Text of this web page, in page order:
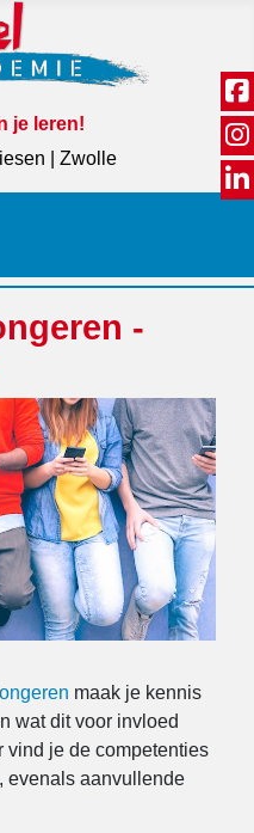
je leren!
| Zwolle
-
maak je kennis
wat dit voor invloed
vind je de competenties
evenals aanvullende